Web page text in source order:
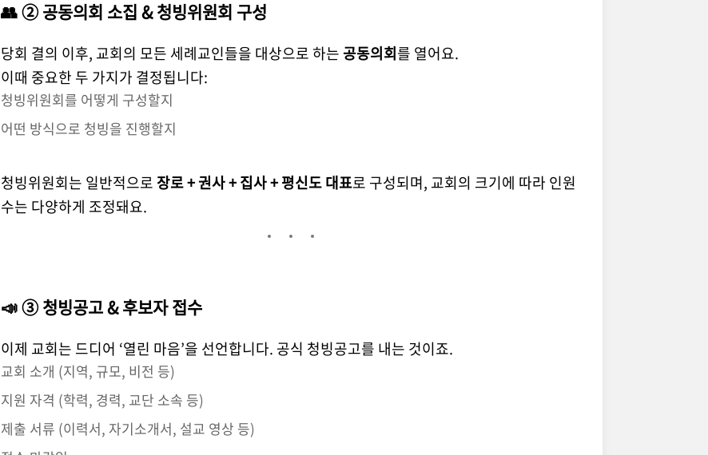
👥 ② 공동의회 소집 & 청빙위원회 구성
당회 결의 이후, 교회의 모든 세례교인들을 대상으로 하는 공동의회를 열어요.
이때 중요한 두 가지가 결정됩니다:
청빙위원회를 어떻게 구성할지
어떤 방식으로 청빙을 진행할지
청빙위원회는 일반적으로 장로 + 권사 + 집사 + 평신도 대표로 구성되며, 교회의 크기에 따라 인원
수는 다양하게 조정돼요.
📣 ③ 청빙공고 & 후보자 접수
이제 교회는 드디어 ‘열린 마음’을 선언합니다. 공식 청빙공고를 내는 것이죠.
교회 소개 (지역, 규모, 비전 등)
지원 자격 (학력, 경력, 교단 소속 등)
제출 서류 (이력서, 자기소개서, 설교 영상 등)